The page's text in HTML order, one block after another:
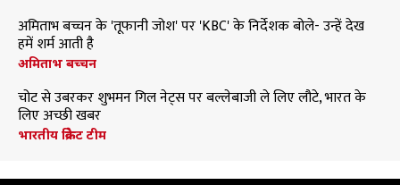
अमिताभ बच्चन के 'तूफानी जोश' पर 'KBC' के निर्देशक बोले- उन्हें देख
हमें शर्म आती है
अमिताभ बच्चन
चोट से उबरकर शुभमन गिल नेट्स पर बल्लेबाजी ले लिए लौटे, भारत के
लिए अच्छी खबर
भारतीय क्रिकेट टीम